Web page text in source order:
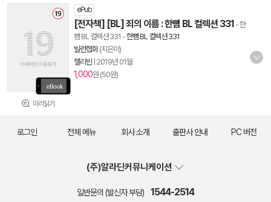
미리읽기
ePub
[전자책] [BL] 죄의 이름 : 한뼘 BL 컬렉션 331 - 한
뼘 BL 컬렉션 331 -한뼘 BL 컬렉션 331
빌런협회 (지은이)
젤리빈 2019년 01월
1,000원 (50원)
로그인 전체 메뉴 회사 소개 출판사 안내 PC 버전
(주)알라딘커뮤니케이션
일반문의 (발신자 부담) 1544-2514